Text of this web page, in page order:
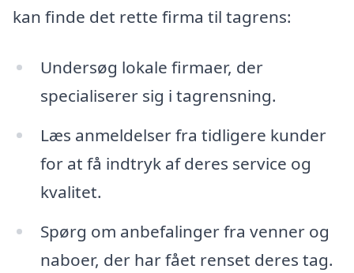
kan finde det rette firma til tagrens:
Undersøg lokale firmaer, der
specialiserer sig i tagrensning.
Læs anmeldelser fra tidligere kunder
for at få indtryk af deres service og
kvalitet.
Spørg om anbefalinger fra venner og
naboer, der har fået renset deres tag.